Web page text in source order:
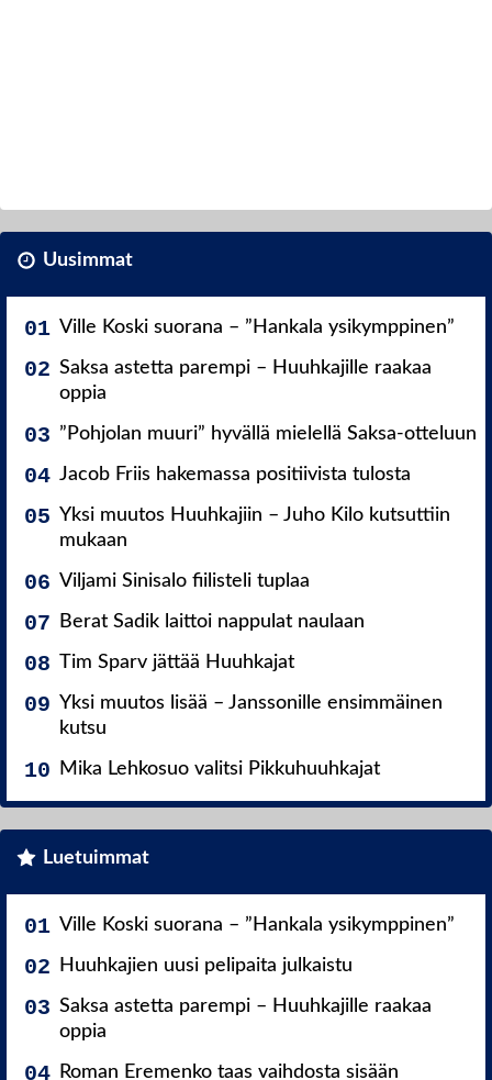
Uusimmat
Ville Koski suorana – ”Hankala ysikymppinen”
Saksa astetta parempi – Huuhkajille raakaa
oppia
”Pohjolan muuri” hyvällä mielellä Saksa-otteluun
Jacob Friis hakemassa positiivista tulosta
Yksi muutos Huuhkajiin – Juho Kilo kutsuttiin
mukaan
Viljami Sinisalo fiilisteli tuplaa
Berat Sadik laittoi nappulat naulaan
Tim Sparv jättää Huuhkajat
Yksi muutos lisää – Janssonille ensimmäinen
kutsu
Mika Lehkosuo valitsi Pikkuhuuhkajat
Luetuimmat
Ville Koski suorana – ”Hankala ysikymppinen”
Huuhkajien uusi pelipaita julkaistu
Saksa astetta parempi – Huuhkajille raakaa
oppia
Roman Eremenko taas vaihdosta sisään